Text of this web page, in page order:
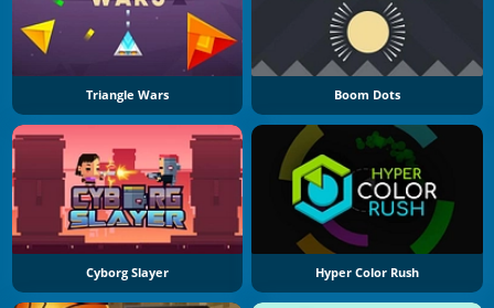
Triangle Wars Boom Dots
Cyborg Slayer Hyper Color Rush